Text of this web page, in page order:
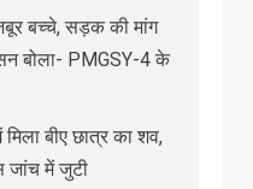
बच्चे, सड़क की मांग
बोला- PMGSY-4 के
बीए छात्र का शव,
जांच में जुटी